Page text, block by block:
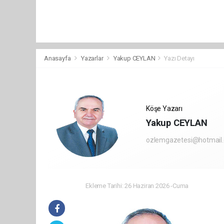
Anasayfa Yazarlar Yakup CEYLAN Yazı Detayı
Köşe Yazarı
Yakup CEYLAN
Ekleme Tarihi: 26 Haziran 2026 -Cuma